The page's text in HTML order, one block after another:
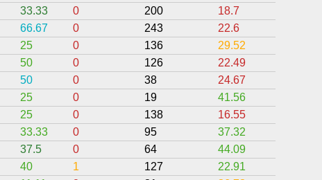
33.33 0 200 18.7
66.67 0 243 22.6
25 0 136 29.52
50 0 126 22.49
50 0 38 24.67
25 0 19 41.56
25 0 138 16.55
33.33 0 95 37.32
37.5 0 64 44.09
40 1 127 22.91